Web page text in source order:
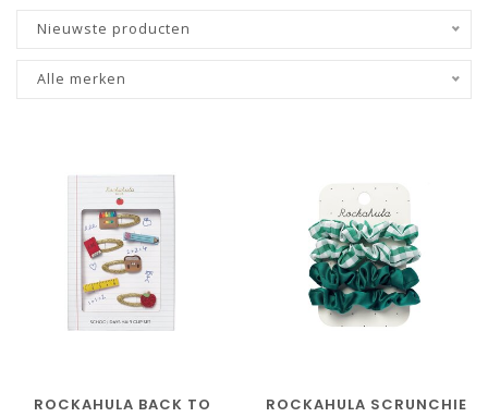
Nieuwste producten
Alle merken
ROCKAHULA BACK TO
ROCKAHULA SCRUNCHIE